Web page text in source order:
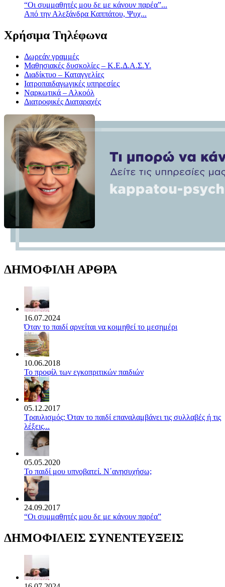
“Οι συμμαθητές μου δε με κάνουν παρέα”...
Από την Αλεξάνδρα Καππάτου, Ψυχ...
Χρήσιμα Τηλέφωνα
Δωρεάν γραμμές
Μαθησιακές δυσκολίες – Κ.Ε.Δ.Α.Σ.Υ.
Διαδίκτυο – Καταγγελίες
Ιατροπαιδαγωγικές υπηρεσίες
Ναρκωτικά – Αλκοόλ
Διατροφικές Διαταραχές
ΔΗΜΟΦΙΛΗ ΑΡΘΡΑ
16.07.2024
Όταν το παιδί αρνείται να κοιμηθεί το μεσημέρι
10.06.2018
Το προφίλ των εγκοπριτικών παιδιών
05.12.2017
Τραυλισμός: Όταν το παιδί επαναλαμβάνει τις συλλαβές ή τις
λέξεις...
05.05.2020
Το παιδί μου υπνοβατεί. Ν΄ανησυχήσω;
24.09.2017
“Οι συμμαθητές μου δε με κάνουν παρέα”
ΔΗΜΟΦΙΛΕΙΣ ΣΥΝΕΝΤΕΥΞΕΙΣ